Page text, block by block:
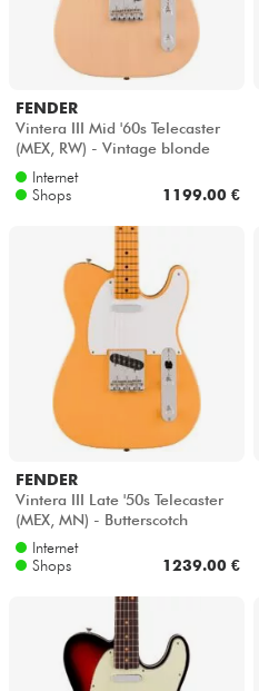
FENDER
Vintera III Mid '60s Telecaster
(MEX, RW) - Vintage blonde
Internet
Shops
1199.00 €
FENDER
Vintera III Late '50s Telecaster
(MEX, MN) - Butterscotch
blonde
Internet
Shops
1239.00 €